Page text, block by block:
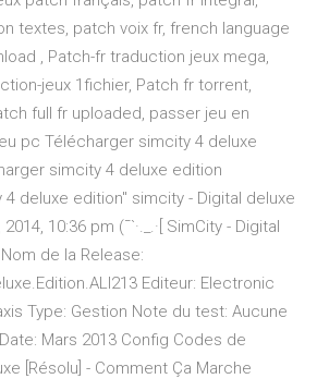
textes, patch voix fr, french language
, Patch-fr traduction jeux mega,
jeux 1fichier, Patch fr torrent,
full fr uploaded, passer jeu en
pc Télécharger simcity 4 deluxe
simcity 4 deluxe edition
4 deluxe edition" simcity - Digital deluxe
10:36 pm (¯`·._.·[ SimCity - Digital
Nom de la Release:
Editeur: Electronic
Type: Gestion Note du test: Aucune
Mars 2013 Config Codes de
[Résolu] - Comment Ça Marche